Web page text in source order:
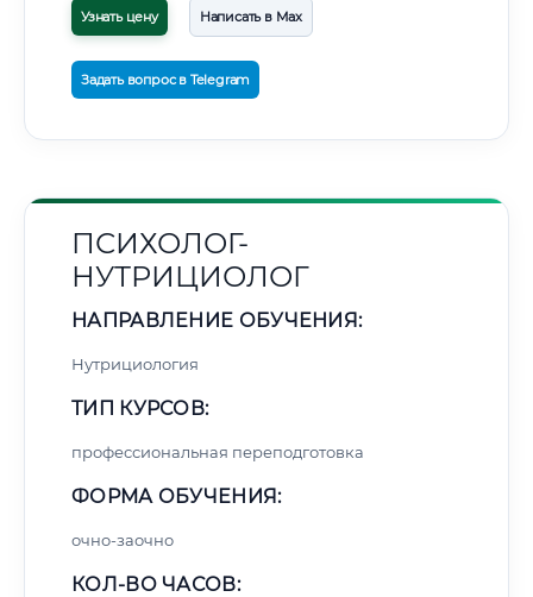
Узнать цену Написать в Max
Задать вопрос в Telegram
ПСИХОЛОГ-
НУТРИЦИОЛОГ
НАПРАВЛЕНИЕ ОБУЧЕНИЯ:
Нутрициология
ТИП КУРСОВ:
профессиональная переподготовка
ФОРМА ОБУЧЕНИЯ:
очно-заочно
КОЛ-ВО ЧАСОВ: